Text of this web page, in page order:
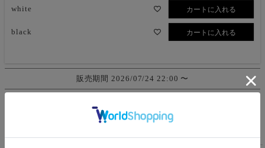
white カートに入れる
black カートに入れる
販売期間 2026/07/24 22:00 〜